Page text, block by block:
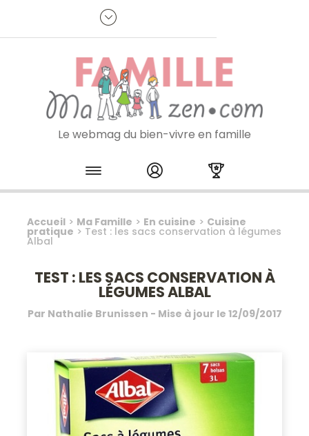
Je m'inscris à la newsletter
Le webmag du bien-vivre en famille
Skip to content
Accueil > Ma Famille > En cuisine > Cuisine
pratique > Test : les sacs conservation à légumes
Albal
TEST : LES SACS CONSERVATION À
LÉGUMES ALBAL
Par Nathalie Brunissen - Mise à jour le 12/09/2017
Panneau de gestion des cookies